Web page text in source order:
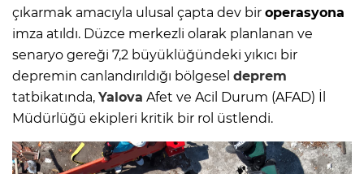
çıkarmak amacıyla ulusal çapta dev bir operasyona
imza atıldı. Düzce merkezli olarak planlanan ve
senaryo gereği 7,2 büyüklüğündeki yıkıcı bir
depremin canlandırıldığı bölgesel deprem
tatbikatında, Yalova Afet ve Acil Durum (AFAD) İl
Müdürlüğü ekipleri kritik bir rol üstlendi.